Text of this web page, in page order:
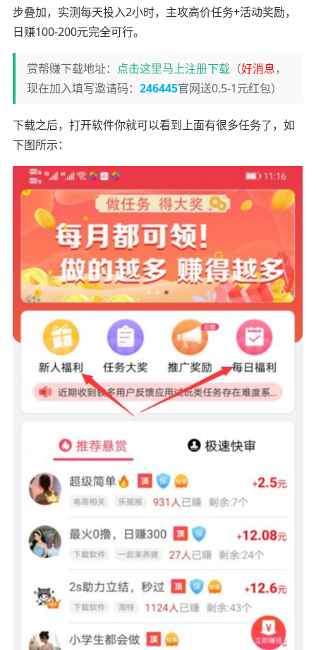
步叠加，实测每天投入2小时，主攻高价任务+活动奖励，
日赚100-200元完全可行。
赏帮赚下载地址： 点击这里马上注册下载（好消息，
现在加入填写邀请码： 246445官网送0.5-1元红包）
下载之后，打开软件你就可以看到上面有很多任务了，如
下图所示：